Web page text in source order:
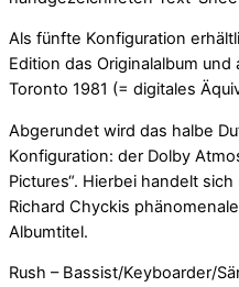
Als fünfte Konfiguration
Edition das Originalalbum
Toronto 1981 (= digitales
Abgerundet wird das halbe
Konfiguration: der Dolby
Pictures“. Hierbei handelt
Richard Chyckis
Albumtitel.
Rush – Bassist/Keyboarder/